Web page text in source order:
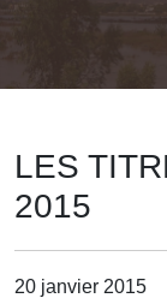
LES
2015
20 janvier 2015